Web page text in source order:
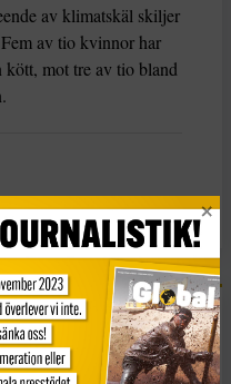
av klimatskäl skiljer
av tio kvinnor har
mot tre av tio bland